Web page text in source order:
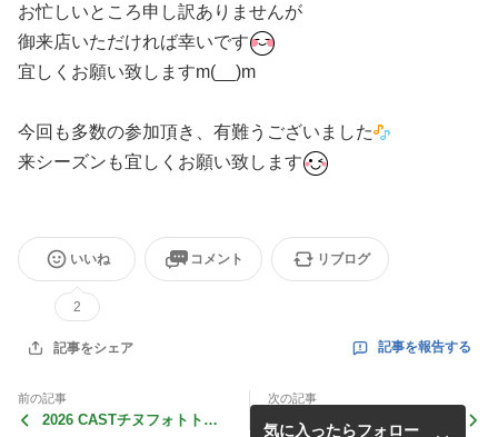
お忙しいところ申し訳ありませんが
御来店いただければ幸いです
宜しくお願い致しますm(__)m
今回も多数の参加頂き、有難うございました
来シーズンも宜しくお願い致します
いいね
2
コメント リブログ
記事をシェア 記事を報告する
前の記事
2026 CASTチヌフォトトー
次の記事
‘26 CAST BASS TOURNAM
気に入ったらフォロー